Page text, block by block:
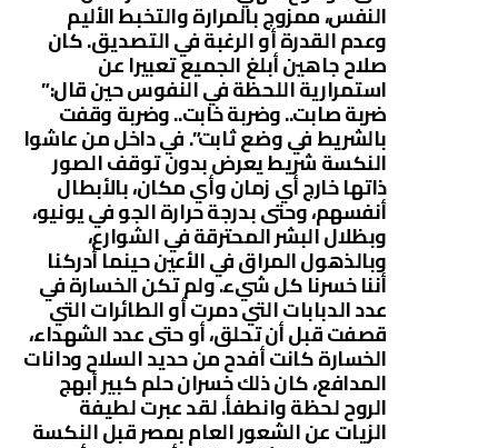
النفس، ممزوج بالمرارة والتخبط الأليم
وعدم القدرة أو الرغبة في التصديق. كان
صلاح جاهين أبلغ الجميع تعبيرا عن
استمرارية اللحظة في النفوس حين قال:”
ضربة صابت.. وضربة خابت.. وضربة وقفت
بالشريط في وضع ثابت”. في داخل من عاشوا
النكسة شريط يعرض بدون توقف الصور
ذاتها خارج أي زمان وأي مكان، بالأبطال
أنفسهم، وحتى بدرجة حرارة الجو في يونيو،
وبظلال البشر المحترقة في الشوارع،
وبالذهول المراق في الأعين حينما أدركنا
أننا خسرنا كل شيء. ولم تكن الخسارة في
عدد الدبابات التي دمرت أو الطائرات التي
قصفت قبل أن تحلق، أو حتى عدد الشهداء،
الخسارة كانت أفدح من حديد السلاح ودانات
المدافع، كان ذلك خسران حلم كبير أبهج
الروح لحظة وانطفأ. لقد عبرت لطيفة
الزيات عن الشعور العام بمصر قبل النكسة